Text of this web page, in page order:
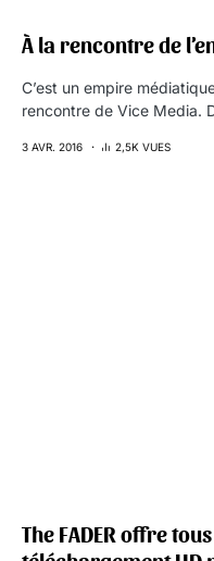
À la rencontre de
C’est un empire
rencontre de Vice Media.
3 AVR. 2016 2,5K VUES
The FADER offre